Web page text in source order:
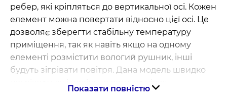
ребер, які кріпляться до вертикальної осі. Кожен
елемент можна повертати відносно цієї осі. Це
дозволяє зберегти стабільну температуру
приміщення, так як навіть якщо на одному
елементі розмістити вологий рушник, інші
будуть зігрівати повітря. Дана модель швидко
нагрівається і повільно остигає після
Показати повністю